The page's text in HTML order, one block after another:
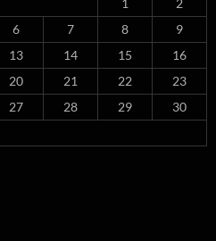
1
2
6 7 8
9
13 14 15
16
20 21 22
23
27 28 29
30